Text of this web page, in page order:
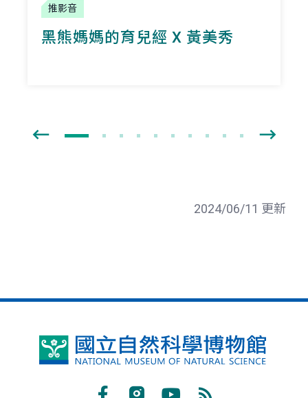
推影音
黑熊媽媽的育兒經 X 黃美秀
2024/06/11 更新
國